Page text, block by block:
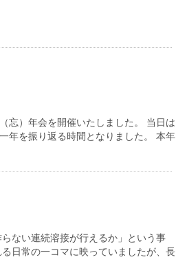
忘）年会を開催いたしました。 当日は
年を振り返る時間となりました。 本年
ない連続溶接が行えるか」という事
日常の一コマに映っていましたが、長